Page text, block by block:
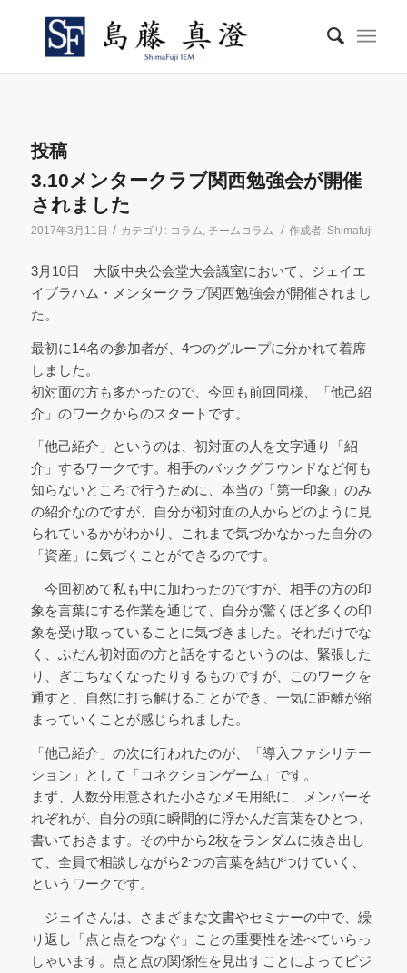
投稿
3.10メンタークラブ関西勉強会が開催
されました
2017年3月11日 / カテゴリ: コラム, チームコラム / 作成者: Shimafuji
3月10日 大阪中央公会堂大会議室において、ジェイエ
イブラハム・メンタークラブ関西勉強会が開催されまし
た。
最初に14名の参加者が、4つのグループに分かれて着席
しました。
初対面の方も多かったので、今回も前回同様、「他己紹
介」のワークからのスタートです。
「他己紹介」というのは、初対面の人を文字通り「紹
介」するワークです。相手のバックグラウンドなど何も
知らないところで行うために、本当の「第一印象」のみ
の紹介なのですが、自分が初対面の人からどのように見
られているかがわかり、これまで気づかなかった自分の
「資産」に気づくことができるのです。
今回初めて私も中に加わったのですが、相手の方の印
象を言葉にする作業を通じて、自分が驚くほど多くの印
象を受け取っていることに気づきました。それだけでな
く、ふだん初対面の方と話をするというのは、緊張した
り、ぎこちなくなったりするものですが、このワークを
通すと、自然に打ち解けることができ、一気に距離が縮
まっていくことが感じられました。
「他己紹介」の次に行われたのが、「導入ファシリテー
ション」として「コネクションゲーム」です。
まず、人数分用意された小さなメモ用紙に、メンバーそ
れぞれが、自分の頭に瞬間的に浮かんだ言葉をひとつ、
書いておきます。その中から2枚をランダムに抜き出し
て、全員で相談しながら2つの言葉を結びつけていく、
というワークです。
ジェイさんは、さまざまな文書やセミナーの中で、繰
り返し「点と点をつなぐ」ことの重要性を述べていらっ
しゃいます。点と点の関係性を見出すことによってビジ